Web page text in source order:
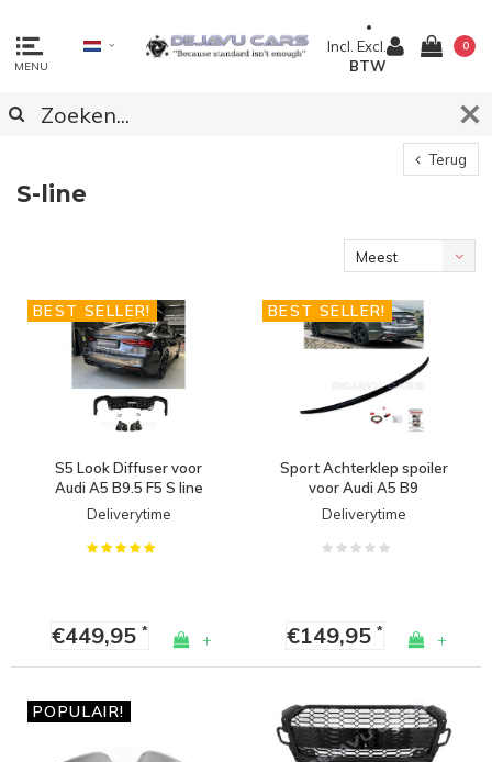
MENU
Incl. Excl.
BTW
0
Terug
S-line
Meest
BEST SELLER!
S5 Look Diffuser voor
Audi A5 B9.5 F5 S line
Facelift
Deliverytime
€449,95* +
BEST SELLER!
Sport Achterklep spoiler
voor Audi A5 B9
Sportback
Deliverytime
€149,95* +
POPULAIR!